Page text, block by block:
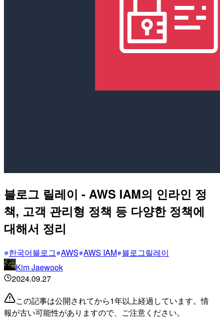
블로그 릴레이 - AWS IAM의 인라인 정
책, 고객 관리형 정책 등 다양한 정책에
대해서 정리
한국어블로그 AWS AWS IAM 블로그릴레이
Kim Jaewook
2024.09.27
この記事は公開されてから1年以上経過しています。情
報が古い可能性がありますので、ご注意ください。